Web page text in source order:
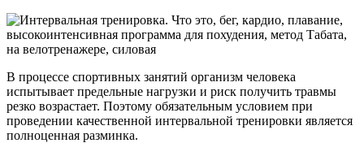
В процессе спортивных занятий организм человека
испытывает предельные нагрузки и риск получить травмы
резко возрастает. Поэтому обязательным условием при
проведении качественной интервальной тренировки является
полноценная разминка.